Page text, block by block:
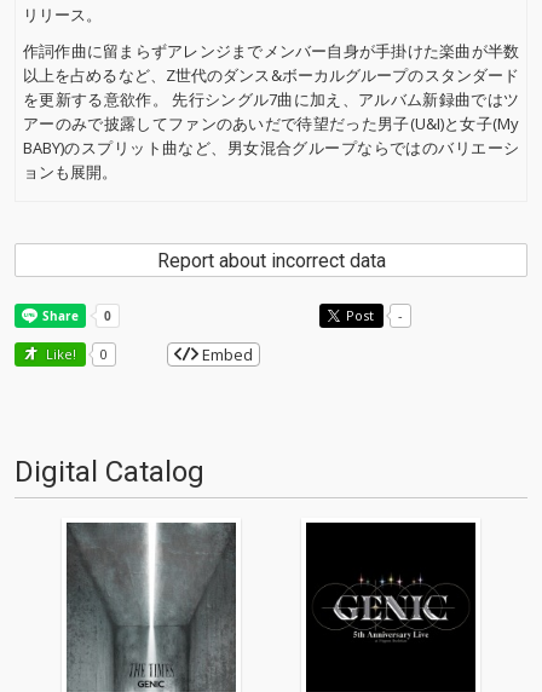
リリース。
作詞作曲に留まらずアレンジまでメンバー自身が手掛けた楽曲が半数
以上を占めるなど、Z世代のダンス&ボーカルグループのスタンダード
を更新する意欲作。 先行シングル7曲に加え、アルバム新録曲ではツ
アーのみで披露してファンのあいだで待望だった男子(U&I)と女子(My
BABY)のスプリット曲など、男女混合グループならではのバリエーシ
ョンも展開。
Report about incorrect data
Post -
Like! 0 Embed
Digital Catalog